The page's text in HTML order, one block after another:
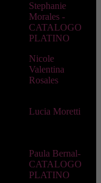
Stephanie
Morales -
CATALOGO
PLATINO
Nicole
Valentina
Rosales
Lucia Moretti
Paula Bernal-
CATALOGO
PLATINO